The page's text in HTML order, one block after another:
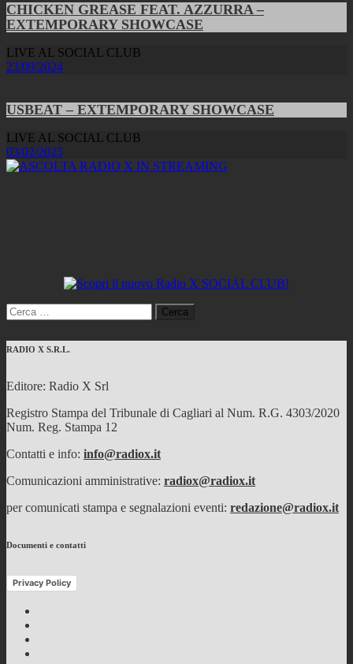
CHICKEN GREASE FEAT. AZZURRA –
EXTEMPORARY SHOWCASE
LIVE AL SOCIAL CLUB
23/09/2024
USBEAT – EXTEMPORARY SHOWCASE
LIVE AL SOCIAL CLUB
03/02/2025
Ricerca
per:
RADIO X S.R.L.
Editore: Radio X Srl
Registro Stampa del Tribunale di Cagliari al Num. R.G. 4303/2020
Num. Reg. Stampa 12
Contatti e info: info@radiox.it
Comunicazioni amministrative: radiox@radiox.it
per comunicati stampa e segnalazioni eventi: redazione@radiox.it
Documenti e contatti
Privacy Policy